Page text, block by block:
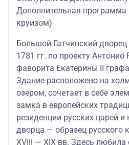
Дополнительная программа
круизом)
Большой Гатчинский
1781 гг. по проекту
фаворита Екатерины II
Здание расположено на
озером, сочетает в себе
замка в европейских
резиденции русских царей
дворца — образец русского
XVIII — XIX вв. Здесь любила